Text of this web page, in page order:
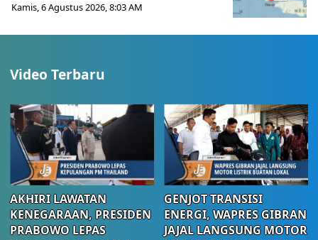
Kamis, 6 Agustus 2026, 8:03 AM
Video Terbaru
AKHIRI LAWATAN
KENEGARAAN, PRESIDEN
PRABOWO LEPAS
GENJOT TRANSISI
ENERGI, WAPRES GIBRAN
JAJAL LANGSUNG MOTOR